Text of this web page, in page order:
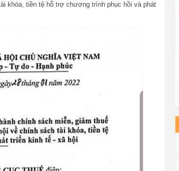
khóa, tiền tệ hỗ trợ chương trình phục hồi và phát